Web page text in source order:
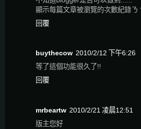
顯示每篇文章被瀏覽的次數紀錄ㄋ
回覆
buythecow 2010/2/12 下午6:26
等了這個功能很久了!!
回覆
mrbeartw 2010/2/21 凌晨12:51
版主您好